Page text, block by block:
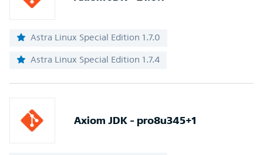
Astra Linux Special Edition 1.7.0
Astra Linux Special Edition 1.7.4
Axiom JDK - pro8u345+1